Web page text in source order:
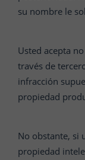
su nombre le
Usted acepta
través de
infracción
propiedad
No obstante, si
propiedad